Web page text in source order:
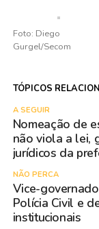
Foto: Diego
Gurgel/Secom
TÓPICOS
A SEGUIR
Nomeação de
não viola a lei,
jurídicos da
NÃO PERCA
Vice-
Polícia Civil e
institucionais